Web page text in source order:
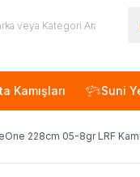
Kamışları Suni
228cm 05-8gr LRF